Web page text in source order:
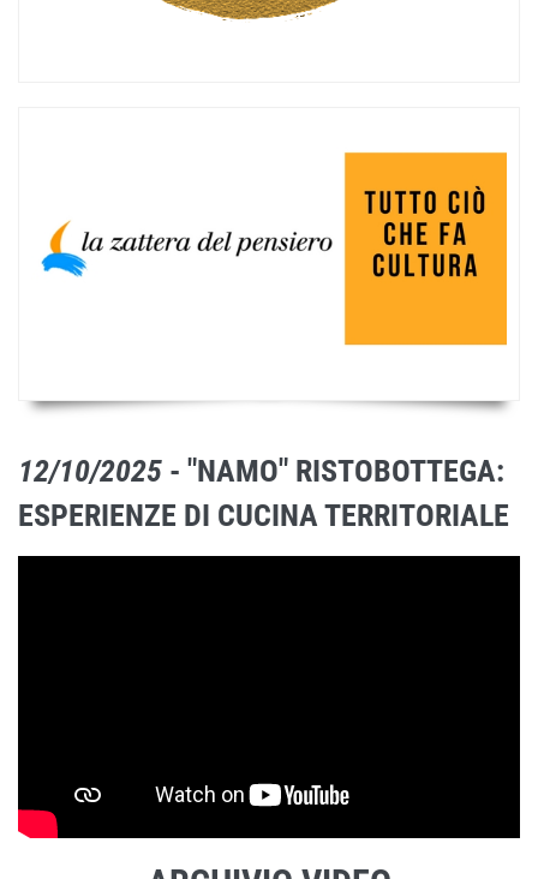
12/10/2025 - "NAMO" RISTOBOTTEGA:
ESPERIENZE DI CUCINA TERRITORIALE